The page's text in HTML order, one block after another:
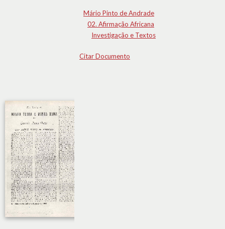
Mário Pinto de Andrade
02. Afirmação Africana
Investigação e Textos
Citar Documento